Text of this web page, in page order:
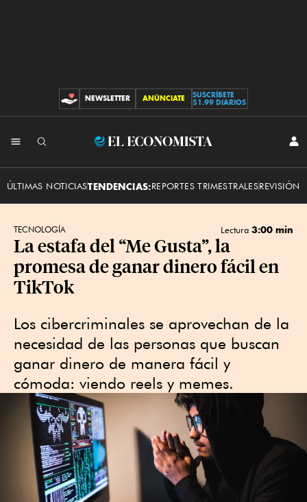
CONTRIBUCIONES
NEWSLETTER ANÚNCIATE
SUSCRÍBETE
$1.99 DIARIOS
El
ÚLTIMAS NOTICIASTENDENCIAS:REPORTES TRIMESTRALESREVISIÓN
TECNOLOGÍA Lectura 3:00 min
La estafa del “Me Gusta”, la
promesa de ganar dinero fácil en
TikTok
Los cibercriminales se aprovechan de la
necesidad de las personas que buscan
ganar dinero de manera fácil y
cómoda: viendo reels y memes.